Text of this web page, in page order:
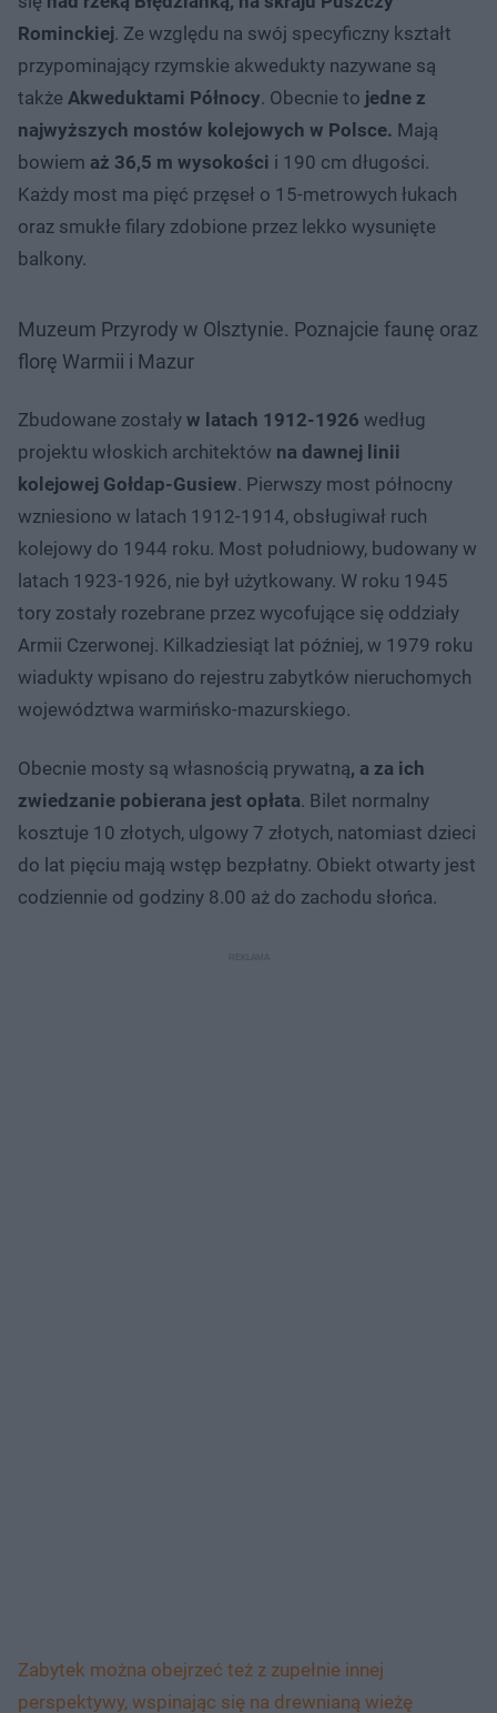
Rominckiej. Ze względu na swój specyficzny kształt
przypominający rzymskie akwedukty nazywane są
także Akweduktami Północy. Obecnie to jedne z
najwyższych mostów kolejowych w Polsce. Mają
bowiem aż 36,5 m wysokości i 190 cm długości.
Każdy most ma pięć przęseł o 15-metrowych łukach
oraz smukłe filary zdobione przez lekko wysunięte
balkony.
Muzeum Przyrody w Olsztynie. Poznajcie faunę oraz
florę Warmii i Mazur
Zbudowane zostały w latach 1912-1926 według
projektu włoskich architektów na dawnej linii
kolejowej Gołdap-Gusiew. Pierwszy most północny
wzniesiono w latach 1912-1914, obsługiwał ruch
kolejowy do 1944 roku. Most południowy, budowany w
latach 1923-1926, nie był użytkowany. W roku 1945
tory zostały rozebrane przez wycofujące się oddziały
Armii Czerwonej. Kilkadziesiąt lat później, w 1979 roku
wiadukty wpisano do rejestru zabytków nieruchomych
województwa warmińsko-mazurskiego.
Obecnie mosty są własnością prywatną, a za ich
zwiedzanie pobierana jest opłata. Bilet normalny
kosztuje 10 złotych, ulgowy 7 złotych, natomiast dzieci
do lat pięciu mają wstęp bezpłatny. Obiekt otwarty jest
codziennie od godziny 8.00 aż do zachodu słońca.
Zabytek można obejrzeć też z zupełnie innej
perspektywy, wspinając się na drewnianą wieżę